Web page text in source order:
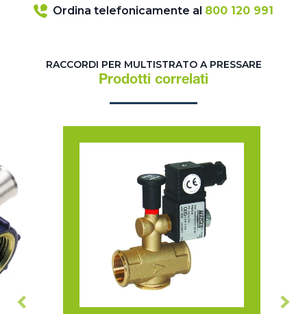
Ordina telefonicamente al 800 120 991
RACCORDI PER MULTISTRATO A PRESSARE
Prodotti correlati